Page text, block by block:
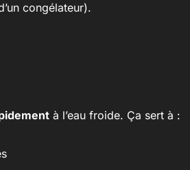
congélateur).
à l’eau froide. Ça sert à :